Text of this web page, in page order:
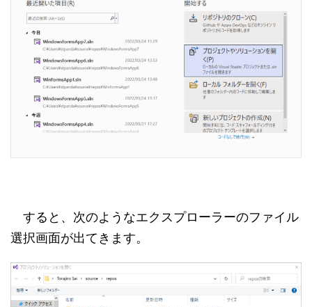
すると、次のようなエクスプローラーのファイル
選択画面が出てきます。